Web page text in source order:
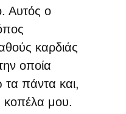
Αυτός ο
καρδιάς
οποία
πάντα και,
κοπέλα μου.